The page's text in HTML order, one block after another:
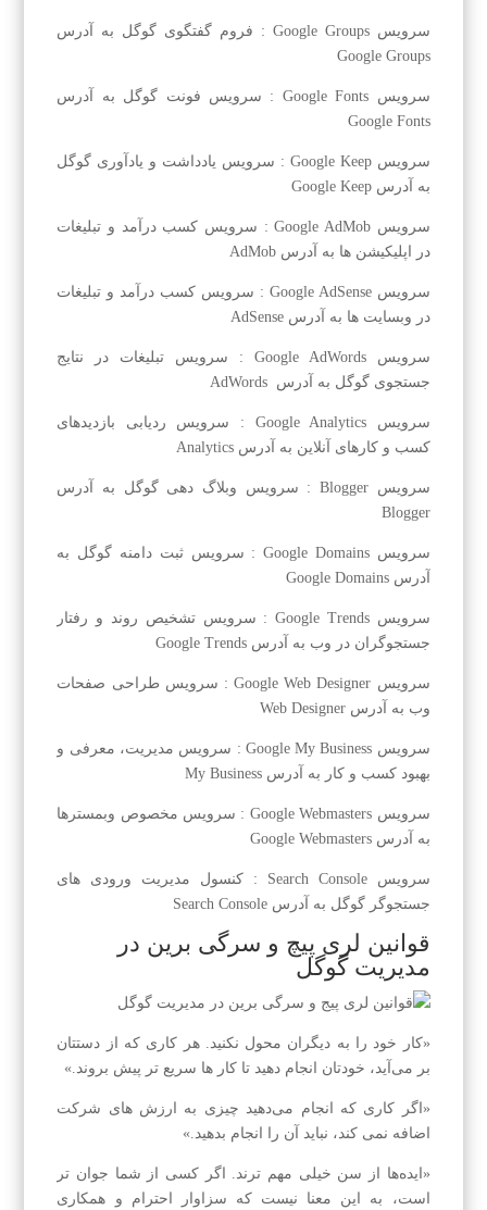
سرویس Google Groups : فروم گفتگوی گوگل به آدرس
Google Groups
سرویس Google Fonts : سرویس فونت گوگل به آدرس
Google Fonts
سرویس Google Keep : سرویس یادداشت و یادآوری گوگل
به آدرس Google Keep
سرویس Google AdMob : سرویس کسب درآمد و تبلیغات
در اپلیکیشن ها به آدرس AdMob
سرویس Google AdSense : سرویس کسب درآمد و تبلیغات
در وبسایت ها به آدرس AdSense
سرویس Google AdWords : سرویس تبلیغات در نتایج
جستجوی گوگل به آدرس AdWords
سرویس Google Analytics : سرویس ردیابی بازدیدهای
کسب و کارهای آنلاین به آدرس Analytics
سرویس Blogger : سرویس وبلاگ دهی گوگل به آدرس
Blogger
سرویس Google Domains : سرویس ثبت دامنه گوگل به
آدرس Google Domains
سرویس Google Trends : سرویس تشخیص روند و رفتار
جستجوگران در وب به آدرس Google Trends
سرویس Google Web Designer : سرویس طراحی صفحات
وب به آدرس Web Designer
سرویس Google My Business : سرویس مدیریت، معرفی و
بهبود کسب و کار به آدرس My Business
سرویس Google Webmasters : سرویس مخصوص وبمسترها
به آدرس Google Webmasters
سرویس Search Console : کنسول مدیریت ورودی های
جستجوگر گوگل به آدرس Search Console
قوانین لری پیچ و سرگی برین در
مدیریت گوگل
«کار خود را به دیگران محول نکنید. هر کاری که از دستتان
بر می‌آید، خودتان انجام دهید تا کار ها سریع‌ تر پیش بروند.»
«اگر کاری که انجام می‌دهید چیزی به ارزش‌ های شرکت
اضافه نمی‌ کند، نباید آن را انجام بدهید.»
«ایده‌ها از سن خیلی مهم‌ ترند. اگر کسی از شما جوان‌ تر
است، به این معنا نیست که سزاوار احترام و همکاری